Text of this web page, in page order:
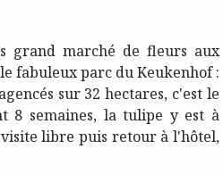
grand marché de fleurs aux
fabuleux parc du Keukenhof :
sur 32 hectares, c'est le
8 semaines, la tulipe y est à
visite libre puis retour à l'hôtel,